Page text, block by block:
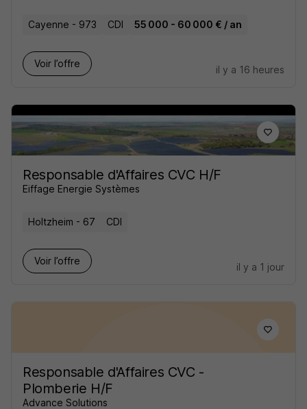
Cayenne - 973 CDI 55 000 - 60 000 € / an
Voir l’offre
il y a 16 heures
Responsable d'Affaires CVC H/F
Eiffage Energie Systèmes
Holtzheim - 67 CDI
Voir l’offre
il y a 1 jour
Responsable d'Affaires CVC -
Plomberie H/F
Advance Solutions